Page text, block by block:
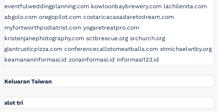
eventfulweddingplanning.com kowloonbaybrewery.com lachilenita.com
abgolo.com oregopilot.com costaricacasadaretodream.com
myfortworthpodiatrist.com yogaretreatpro.com
kristenjanephotography.com sctbrescue.org srchurch.org
giantrusticpizza.com conferencecallstomeatballs.com stmichaelwtby.org
keamananinformasi.id zonainformasi.id informasi123.id
Keluaran Taiwan
slot tri